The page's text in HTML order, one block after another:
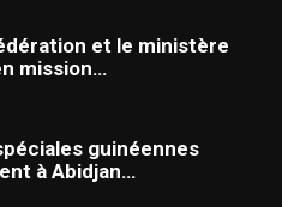
et le ministère
mission…
guinéennes
à Abidjan…